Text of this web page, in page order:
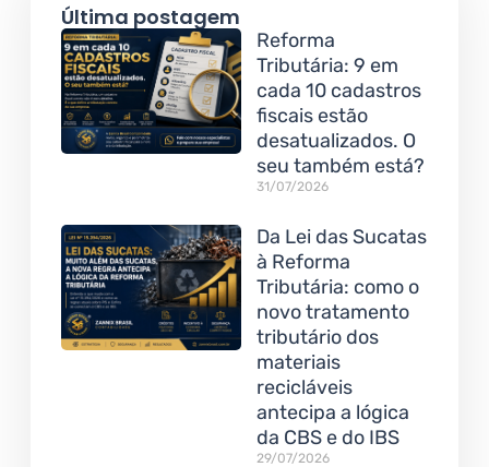
Última postagem
Reforma
Tributária: 9 em
cada 10 cadastros
fiscais estão
desatualizados. O
seu também está?
31/07/2026
Da Lei das Sucatas
à Reforma
Tributária: como o
novo tratamento
tributário dos
materiais
recicláveis
antecipa a lógica
da CBS e do IBS
29/07/2026